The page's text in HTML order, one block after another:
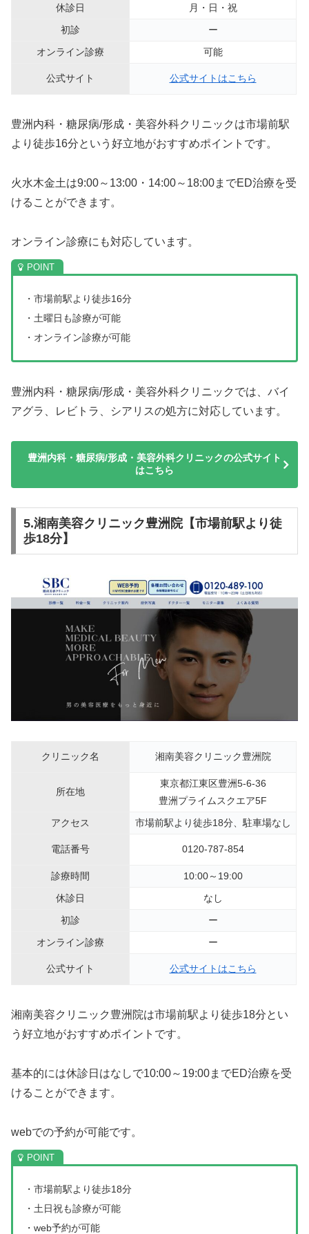
休診日
月・日・祝
初診
ー
オンライン診療
可能
公式サイト 公式サイトはこちら
豊洲内科・糖尿病/形成・美容外科クリニックは市場前駅
より徒歩16分という好立地がおすすめポイントです。
火水木金土は9:00～13:00・14:00～18:00までED治療を受
けることができます。
オンライン診療にも対応しています。
・市場前駅より徒歩16分
・土曜日も診療が可能
・オンライン診療が可能
豊洲内科・糖尿病/形成・美容外科クリニックでは、バイ
アグラ、レビトラ、シアリスの処方に対応しています。
豊洲内科・糖尿病/形成・美容外科クリニックの公式サイト
はこちら
5.湘南美容クリニック豊洲院【市場前駅より徒
歩18分】
クリニック名 湘南美容クリニック豊洲院
所在地
東京都江東区豊洲5-6-36
豊洲プライムスクエア5F
アクセス
市場前駅より徒歩18分、駐車場なし
電話番号 0120-787-854
診療時間
10:00～19:00
休診日
なし
初診
ー
オンライン診療
ー
公式サイト 公式サイトはこちら
湘南美容クリニック豊洲院は市場前駅より徒歩18分とい
う好立地がおすすめポイントです。
基本的には休診日はなしで10:00～19:00までED治療を受
けることができます。
webでの予約が可能です。
・市場前駅より徒歩18分
・土日祝も診療が可能
・web予約が可能